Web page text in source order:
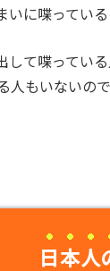
に喋ってい
して喋ってい
人もいない
日本人